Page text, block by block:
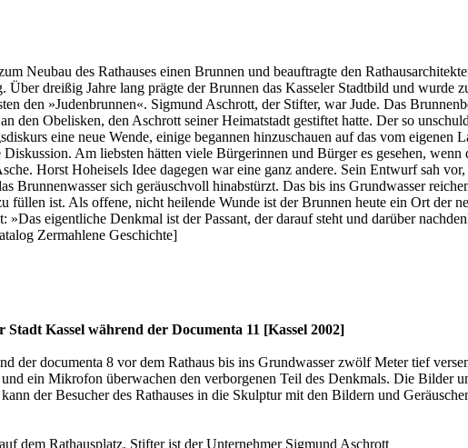
Neubau des Rathauses einen Brunnen und beauftragte den
dreißig Jahre lang prägte der Brunnen das Kasseler Stadtbild und
den »Judenbrunnen«. Sigmund Aschrott, der Stifter, war Jude. Das
den Obelisken, den Aschrott seiner Heimatstadt gestiftet hatte. Der so
eine neue Wende, einige begannen hinzuschauen auf das vom eigenen
Am liebsten hätten viele Bürgerinnen und Bürger es gesehen,
Horst Hoheisels Idee dagegen war eine ganz andere. Sein Entwurf sah
Brunnenwasser sich geräuschvoll hinabstürzt. Das bis ins Grundwasser
füllen ist. Als offene, nicht heilende Wunde ist der Brunnen heute ein Ort der
eigentliche Denkmal ist der Passant, der darauf steht und darüber
Zermahlene Geschichte]
Kassel während der Documenta 11 [Kassel 2002]
der documenta 8 vor dem Rathaus bis ins Grundwasser zwölf Meter tief
ein Mikrofon überwachen den verborgenen Teil des Denkmals. Die Bilder
der Besucher des Rathauses in die Skulptur mit den Bildern und
dem Rathausplatz. Stifter ist der Unternehmer Sigmund Aschrott